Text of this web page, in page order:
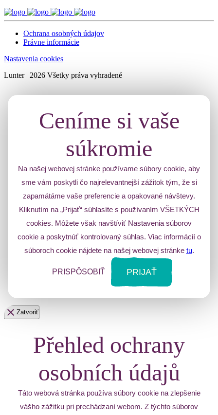
Ochrana osobných údajov
Právne informácie
Nastavenia cookies
Lunter | 2026 Všetky práva vyhradené
Ceníme si vaše
súkromie
Na našej webovej stránke používame súbory cookie, aby
sme vám poskytli čo najrelevantnejší zážitok tým, že si
zapamätáme vaše preferencie a opakované návštevy.
Kliknutím na „Prijať“ súhlasíte s používaním VŠETKÝCH
cookies. Môžete však navštíviť Nastavenia súborov
cookie a poskytnúť kontrolovaný súhlas. Viac informácií o
súboroch cookie nájdete na našej webovej stránke tu.
PRISPÔSOBIŤ PRIJAŤ
Zatvoriť
Přehled ochrany
osobních údajů
Táto webová stránka používa súbory cookie na zlepšenie
vášho zážitku pri prechádzaní webom. Z týchto súborov